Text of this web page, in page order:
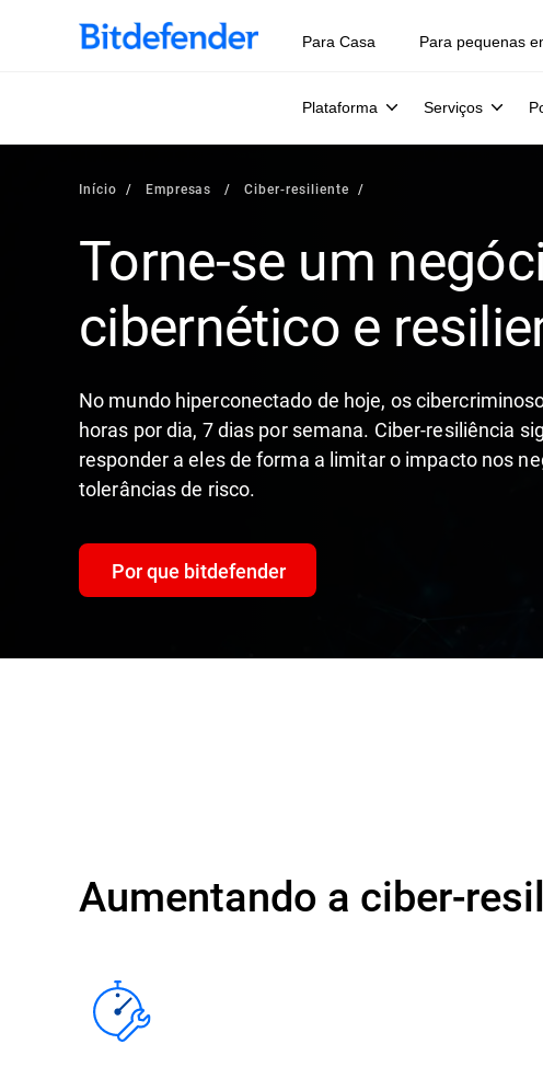
Para Casa Para pequenas
Plataforma Serviços
Início Empresas Ciber-resiliente
Torne-se um
cibernético e
No mundo hiperconectado de hoje, os
horas por dia, 7 dias por semana. Ciber-resiliência
responder a eles de forma a limitar o impacto nos
tolerâncias de risco.
Por que bitdefender
Aumentando a ciber-